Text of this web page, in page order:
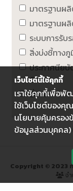
มาตรฐานผ
มาตรฐานผ
ระบบการรับ
สิ่งบ่งชี้ทาง
ประกาศนียบั
GAP)
อื่น ๆ
Copyright © 2023
จ
เว็บไซต์นี้ใช้คุกกี้
เราใช้คุกกี้เพื่อพั
ใช้เว็บไซต์ของคุ
นโยบายคุ้มครอ
ข้อมูลส่วนบุคคล)